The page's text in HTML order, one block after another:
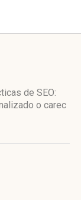
de SEO:
o carec